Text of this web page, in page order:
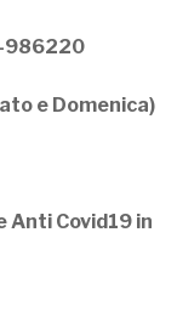
986220
e Domenica)
Anti Covid19 in